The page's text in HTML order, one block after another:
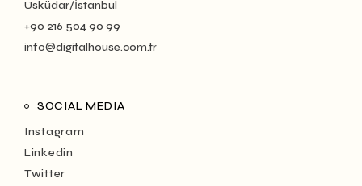
Üsküdar/İstanbul
+90 216 504 90 99
info@digitalhouse.com.tr
SOCIAL MEDIA
Instagram
Linkedin
Twitter